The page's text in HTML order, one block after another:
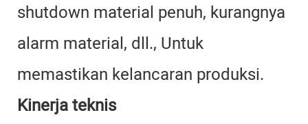
shutdown material penuh, kurangnya
alarm material, dll., Untuk
memastikan kelancaran produksi.
Kinerja teknis